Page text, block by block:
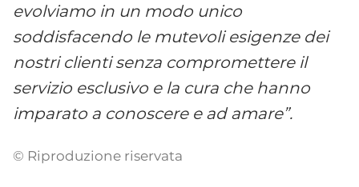
evolviamo in un modo unico
soddisfacendo le mutevoli esigenze dei
nostri clienti senza compromettere il
servizio esclusivo e la cura che hanno
imparato a conoscere e ad amare”.
© Riproduzione riservata